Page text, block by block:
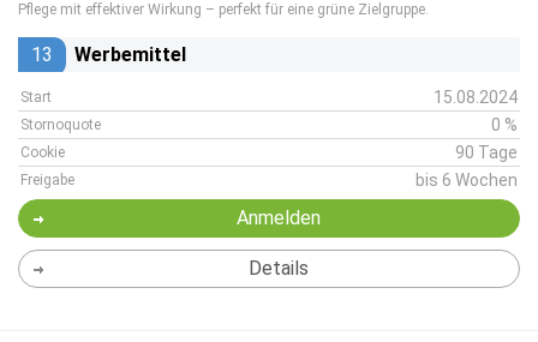
Pflege mit effektiver Wirkung – perfekt für eine grüne Zielgruppe.
13 Werbemittel
Start 15.08.2024
Stornoquote 0 %
Cookie 90 Tage
Freigabe bis 6 Wochen
Anmelden
Details